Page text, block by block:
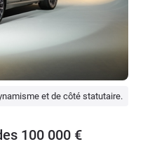
et de côté statutaire.
100 000 €